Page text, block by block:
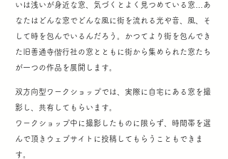
いは浅いが身近な窓、気づくとよく見つめている窓…あ
なたはどんな窓でどんな風に街を流れる光や音、風、そ
して時を包んでいるんだろう。かつてより街を包んでき
た旧善通寺偕行社の窓とともに街から集められた窓たち
が一つの作品を展開します。
双方向型ワークショップでは、実際に自宅にある窓を撮
影し、共有してもらいます。
ワークショップ中に撮影したものに限らず、時間帯を選
んで頂きウェブサイトに投稿してもらうこともできま
す。